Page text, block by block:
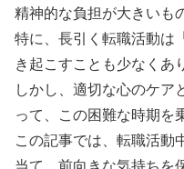
精神的な負担が大きいも
特に、長引く転職活動は
き起こすことも少なくあ
しかし、適切な心のケア
って、この困難な時期を
この記事では、転職活動